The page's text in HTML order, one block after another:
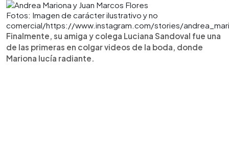
Fotos: Imagen de carácter ilustrativo y no
comercial/https://www.instagram.com/stories/
Finalmente, su amiga y colega Luciana Sandoval fue una
de las primeras en colgar videos de la boda, donde
Mariona lucía radiante.